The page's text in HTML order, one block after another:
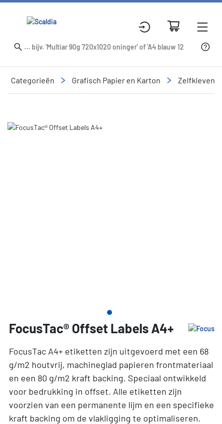
Categorieën Grafisch Papier en Karton Zelfklevend
Slide 1 of 1
FocusTac® Offset Labels A4+
FocusTac A4+ etiketten zijn uitgevoerd met een 68
g/m2 houtvrij, machineglad papieren frontmateriaal
en een 80 g/m2 kraft backing. Speciaal ontwikkeld
voor bedrukking in offset. Alle etiketten zijn
voorzien van een permanente lijm en een specifieke
kraft backing om de vlakligging te optimaliseren.